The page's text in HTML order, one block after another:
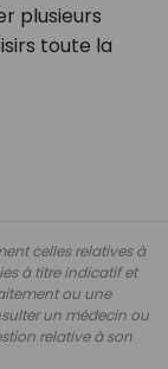
plusieurs
toute la
celles relatives à
à titre indicatif et
ou une
un médecin ou
relative à son